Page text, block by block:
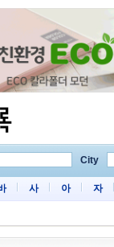
City
사 아 자